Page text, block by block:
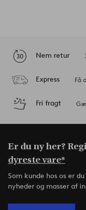
Nem retur
Express Få
Fri fragt
Er du ny her?
dyreste vare*
Som kunde hos os er
nyheder og masser af